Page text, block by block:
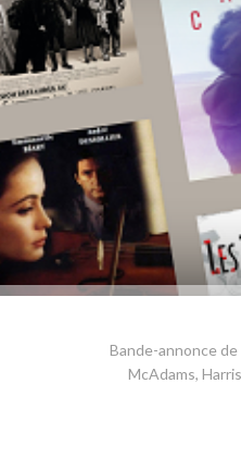
Bande-annonce
McAdams,